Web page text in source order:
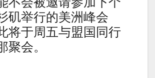
矶举行的美洲峰会
于周五与盟国同行
聚会。